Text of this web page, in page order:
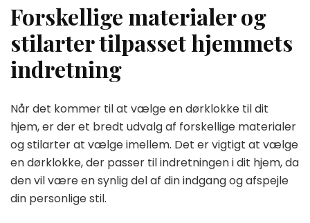
Forskellige materialer og
stilarter tilpasset hjemmets
indretning
Når det kommer til at vælge en dørklokke til dit
hjem, er der et bredt udvalg af forskellige materialer
og stilarter at vælge imellem. Det er vigtigt at vælge
en dørklokke, der passer til indretningen i dit hjem, da
den vil være en synlig del af din indgang og afspejle
din personlige stil.